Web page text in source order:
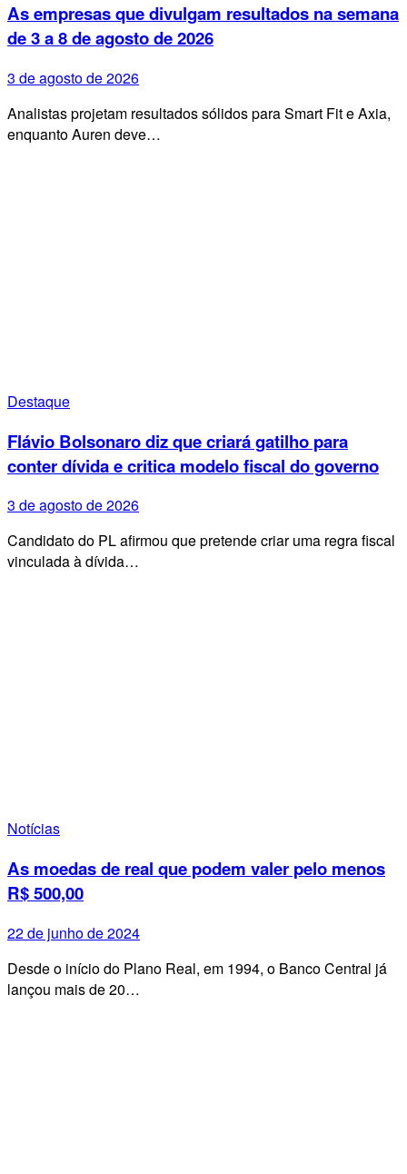
As empresas que divulgam resultados na semana
de 3 a 8 de agosto de 2026
3 de agosto de 2026
Analistas projetam resultados sólidos para Smart Fit e Axia,
enquanto Auren deve…
Destaque
Flávio Bolsonaro diz que criará gatilho para
conter dívida e critica modelo fiscal do governo
3 de agosto de 2026
Candidato do PL afirmou que pretende criar uma regra fiscal
vinculada à dívida…
Notícias
As moedas de real que podem valer pelo menos
R$ 500,00
22 de junho de 2024
Desde o início do Plano Real, em 1994, o Banco Central já
lançou mais de 20…